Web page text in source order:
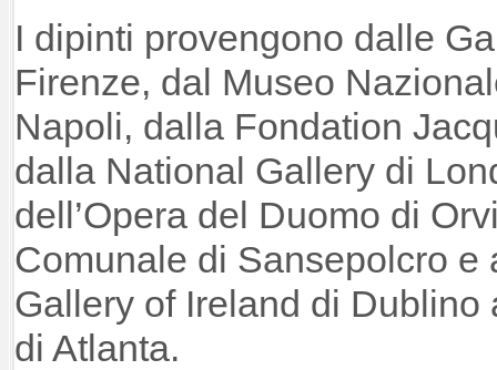
I dipinti provengono dalle
Firenze, dal Museo
Napoli, dalla Fondation
dalla National Gallery di
dell’Opera del Duomo di
Comunale di Sansepolcro e
Gallery of Ireland di Dublino
di Atlanta.